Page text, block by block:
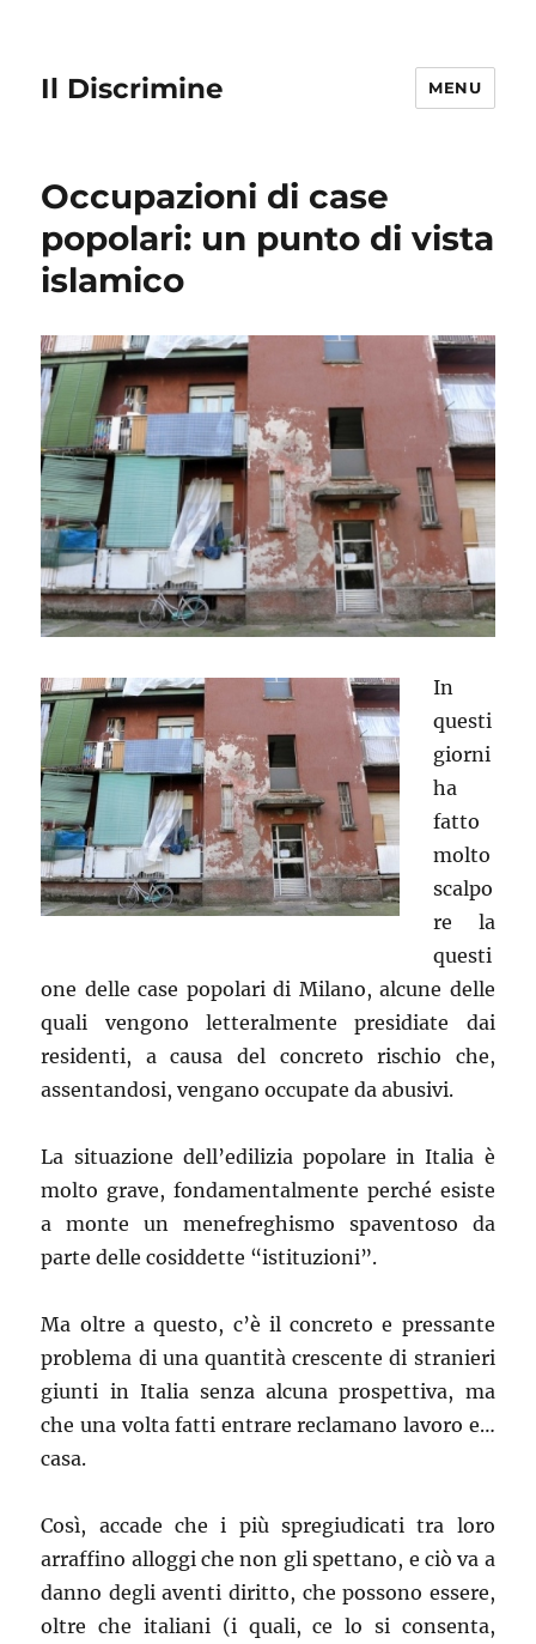
Il Discrimine MENU
Occupazioni di case
popolari: un punto di vista
islamico
In
questi
giorni
ha
fatto
molto
scalpo
re la
questi
one delle case popolari di Milano, alcune delle
quali vengono letteralmente presidiate dai
residenti, a causa del concreto rischio che,
assentandosi, vengano occupate da abusivi.
La situazione dell’edilizia popolare in Italia è
molto grave, fondamentalmente perché esiste
a monte un menefreghismo spaventoso da
parte delle cosiddette “istituzioni”.
Ma oltre a questo, c’è il concreto e pressante
problema di una quantità crescente di stranieri
giunti in Italia senza alcuna prospettiva, ma
che una volta fatti entrare reclamano lavoro e…
casa.
Così, accade che i più spregiudicati tra loro
arraffino alloggi che non gli spettano, e ciò va a
danno degli aventi diritto, che possono essere,
oltre che italiani (i quali, ce lo si consenta,